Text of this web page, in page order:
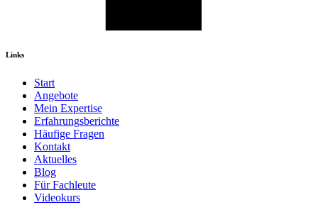
Links
Start
Angebote
Mein Expertise
Erfahrungsberichte
Häufige Fragen
Kontakt
Aktuelles
Blog
Für Fachleute
Videokurs